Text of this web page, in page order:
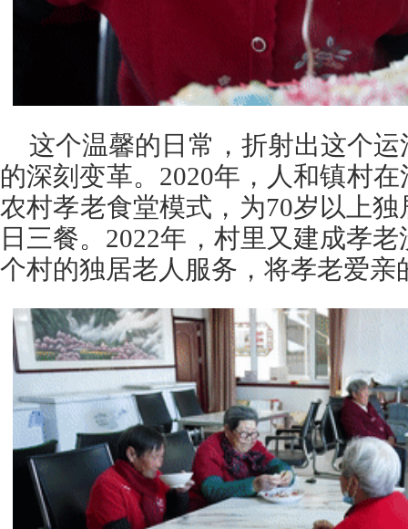
这个温馨的日常，折射出这个
的深刻变革。2020年，人和镇村
农村孝老食堂模式，为70岁以上
日三餐。2022年，村里又建成孝
个村的独居老人服务，将孝老爱亲